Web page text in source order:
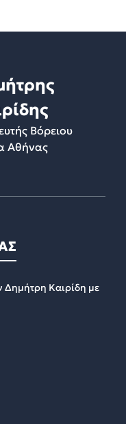
Βόρειου
Αθήνας
Δημήτρη Καιρίδη με